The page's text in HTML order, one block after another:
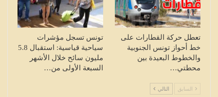
تعطل حركة القطارات على
خط أحواز تونس الجنوبية
والخطوط البعيدة بين
محطتي…
تونس تسجل مؤشرات
سياحية قياسية: استقبال 5.8
مليون سائح خلال الأشهر
السبعة الأولى من…
السابق التالي